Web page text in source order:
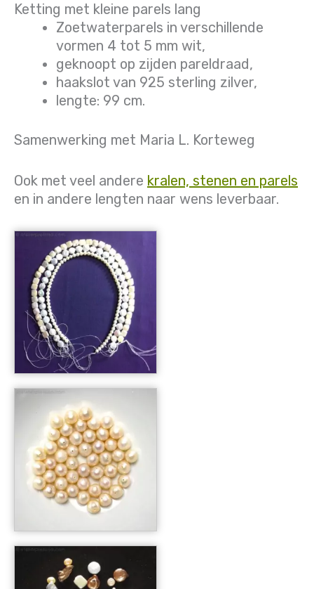
Ketting met kleine parels lang
Zoetwaterparels in verschillende
vormen 4 tot 5 mm wit,
geknoopt op zijden pareldraad,
haakslot van 925 sterling zilver,
lengte: 99 cm.
Samenwerking met Maria L. Korteweg
Ook met veel andere kralen, stenen en parels
en in andere lengten naar wens leverbaar.